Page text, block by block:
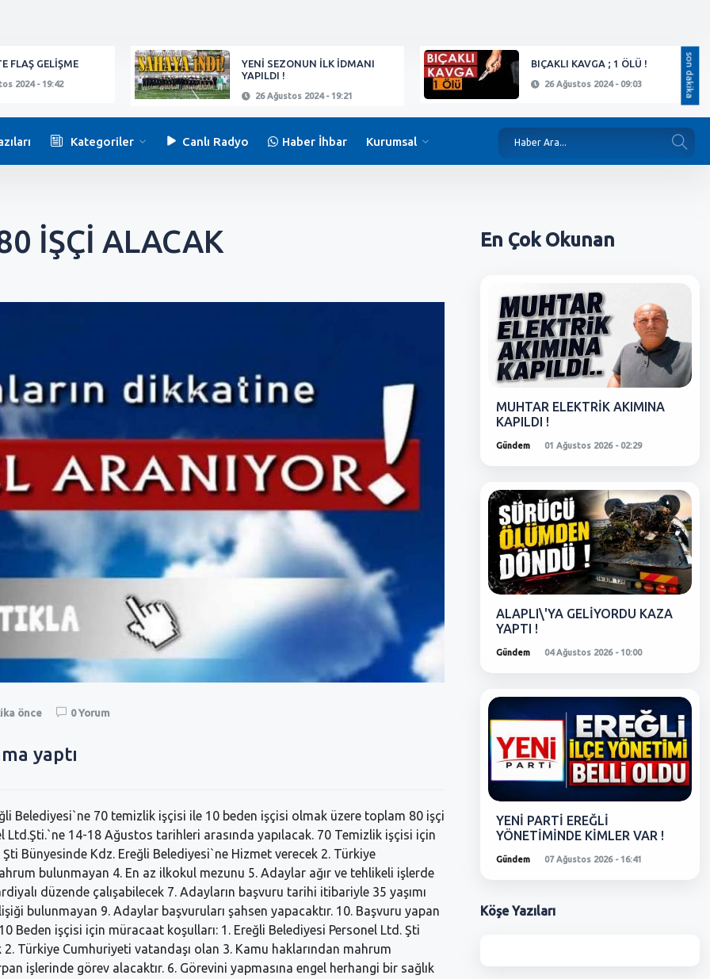
FLAŞ GELİŞME
2024 - 19:42
YENİ SEZONUN İLK İDMANI
YAPILDI !
26 Ağustos 2024 - 19:21
BIÇAKLI KAVGA ; 1 ÖLÜ !
26 Ağustos 2024 - 09:03 son dakika
Kategoriler Canlı Radyo Haber İhbar Kurumsal
İŞÇİ ALACAK
önce 0 Yorum
yaptı
Belediyesi`ne 70 temizlik işçisi ile 10 beden işçisi olmak üzere toplam 80 işçi
Ltd.Şti.`ne 14-18 Ağustos tarihleri arasında yapılacak. 70 Temizlik işçisi için
Bünyesinde Kdz. Ereğli Belediyesi`ne Hizmet verecek 2. Türkiye
bulunmayan 4. En az ilkokul mezunu 5. Adaylar ağır ve tehlikeli işlerde
düzende çalışabilecek 7. Adayların başvuru tarihi itibariyle 35 yaşımı
bulunmayan 9. Adaylar başvuruları şahsen yapacaktır. 10. Başvuru yapan
Beden işçisi için müracaat koşulları: 1. Ereğli Belediyesi Personel Ltd. Şti
Türkiye Cumhuriyeti vatandaşı olan 3. Kamu haklarından mahrum
işlerinde görev alacaktır. 6. Görevini yapmasına engel herhangi bir sağlık
En ÇokOkunan
MUHTAR ELEKTRİK AKIMINA
KAPILDI !
Gündem 01 Ağustos 2026 - 02:29
ALAPLI\'YA GELİYORDU KAZA
YAPTI !
Gündem 04 Ağustos 2026 - 10:00
YENİ PARTİ EREĞLİ
YÖNETİMİNDE KİMLER VAR !
Gündem 07 Ağustos 2026 - 16:41
KöşeYazıları